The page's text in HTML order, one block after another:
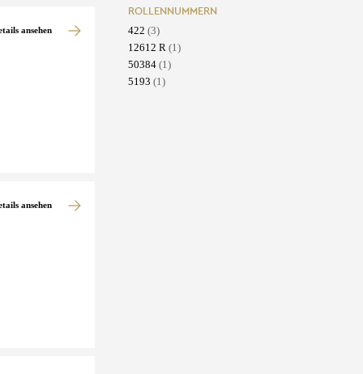
ansehen
ansehen
ROLLENNUMMERN
422 (3)
12612 R (1)
50384 (1)
5193 (1)